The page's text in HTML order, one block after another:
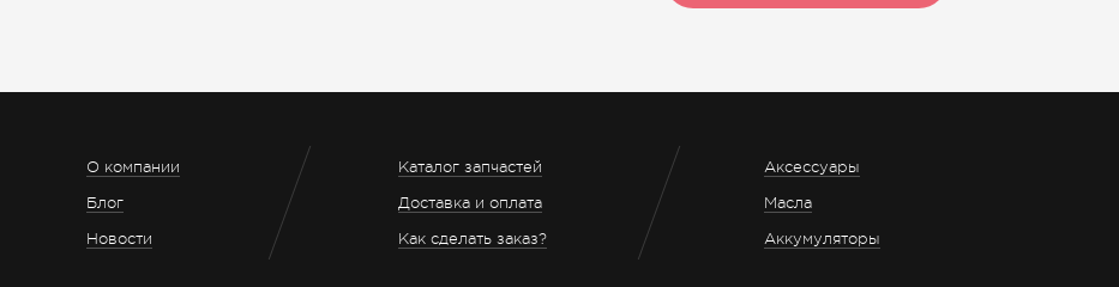
О компании
Блог
Новости
Каталог запчастей
Доставка и оплата
Как сделать заказ?
Аксессуары
Масла
Аккумуляторы